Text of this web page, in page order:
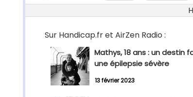
Sur Handicap.fr et AirZen Radio :
Mathys, 18 ans : un destin
une épilepsie sévère
13 février 2023